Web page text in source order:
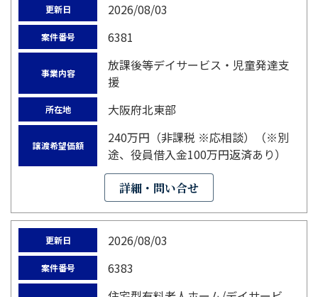
更新日 2026/08/03
案件番号 6381
事業内容
放課後等デイサービス・児童発達支
援
所在地 大阪府北東部
譲渡希望価額
240万円（非課税 ※応相談）（※別
途、役員借入金100万円返済あり）
詳細・問い合せ
更新日 2026/08/03
案件番号
6383